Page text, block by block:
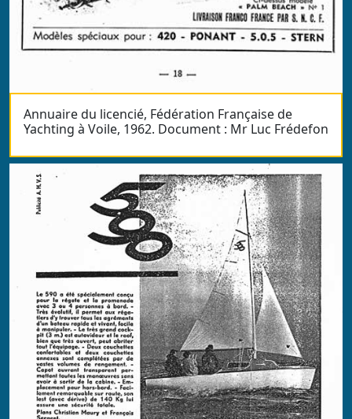
Annuaire du licencié, Fédération Française de
Yachting à Voile, 1962. Document : Mr Luc Frédefon